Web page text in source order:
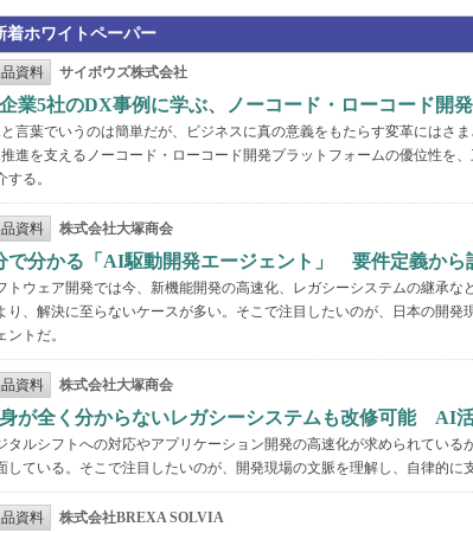
着ホワイトペーパー
資料 サイボウズ株式会社
業5社のDX事例に学ぶ、ノーコード・ローコード開
言葉でいうのは簡単だが、ビジネスに真の意義をもたらす変革にはさ
進を支えるノーコード・ローコード開発プラットフォームの優位性を
する。
資料 株式会社大塚商会
で分かる「AI駆動開発エージェント」 要件定義から
トウェア開発では今、新機能開発の高速化、レガシーシステムの継承な
り、解決に至らないケースが多い。そこで注目したいのが、日本の開発
ントだ。
資料 株式会社大塚商会
が全く分からないレガシーシステムも改修可能 AI
タルシフトへの対応やアプリケーション開発の高速化が求められている
している。そこで注目したいのが、開発現場の文脈を理解し、自律的に
資料 株式会社BREXA SOLVIA